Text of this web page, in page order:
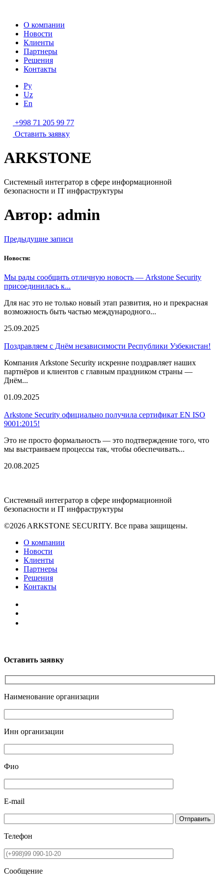
О компании
Новости
Клиенты
Партнеры
Решения
Контакты
Ру
Uz
En
+998 71 205 99 77
Оставить заявку
ARKSTONE
Системный интегратор в сфере информационной
безопасности и IT инфраструктуры
Автор: admin
Навигация
по
Предыдущие записи
Новости:
Мы рады сообщить отличную новость — Arkstone Security
присоединилась к...
Для нас это не только новый этап развития, но и прекрасная
возможность быть частью международного...
25.09.2025
Поздравляем с Днём независимости Республики Узбекистан!
Компания Arkstone Security искренне поздравляет наших
партнёров и клиентов с главным праздником страны —
Днём...
01.09.2025
Arkstone Security официально получила сертификат EN ISO
9001:2015!
Это не просто формальность — это подтверждение того, что
мы выстраиваем процессы так, чтобы обеспечивать...
20.08.2025
Системный интегратор в сфере информационной
безопасности и IT инфраструктуры
©2026 ARKSTONE SECURITY. Все права защищены.
О компании
Новости
Клиенты
Партнеры
Решения
Контакты
Оставить заявку
Наименование организации
Инн организации
Фио
E-mail
Отправить
Телефон
Сообщение